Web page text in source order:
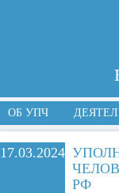
ОБ УПЧ
17.03.2024
РФ